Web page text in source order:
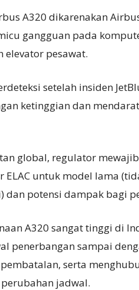
A320 dikarenakan
gangguan pada
elevator pesawat.
setelah insiden
ketinggian dan
global, regulator
untuk model lama
dan potensi dampak bagi
A320 sangat tinggi di
penerbangan sampai
serta
jadwal.